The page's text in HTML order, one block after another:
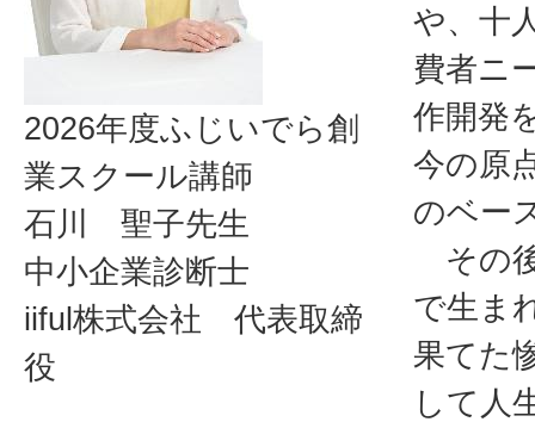
2026年度ふじいでら創
業スクール講師
石川 聖子先生
中小企業診断士
iiful株式会社 代表取締
役
や、十
費者ニ
作開発
今の原
のベー
その
で生ま
果てた
して人